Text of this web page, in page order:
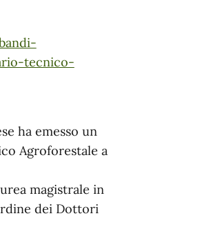
tecnico-
ha emesso un
Agroforestale a
magistrale in
dei Dottori